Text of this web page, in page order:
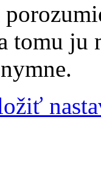
tomu ju